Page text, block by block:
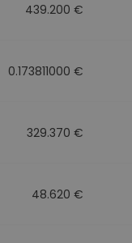
439.200 €
0.173811000 €
329.370 €
48.620 €